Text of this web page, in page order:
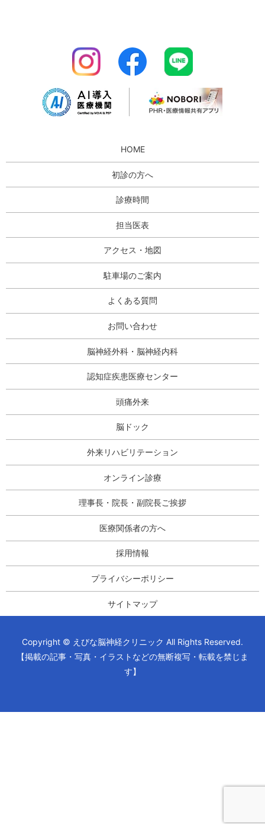
HOME
初診の方へ
診療時間
担当医表
アクセス・地図
駐車場のご案内
よくある質問
お問い合わせ
脳神経外科・脳神経内科
認知症疾患医療センター
頭痛外来
脳ドック
外来リハビリテーション
オンライン診療
理事長・院長・副院長ご挨拶
医療関係者の方へ
採用情報
プライバシーポリシー
サイトマップ
Copyright © えびな脳神経クリニック All Rights Reserved.
【掲載の記事・写真・イラストなどの無断複写・転載を禁じま
す】